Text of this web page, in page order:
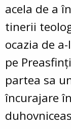
acela de a
tinerii
ocazia de
pe
partea sa
încurajare